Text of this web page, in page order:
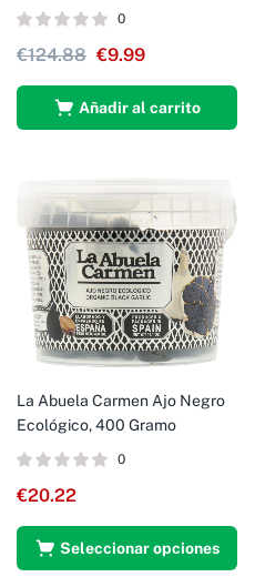
0
€124.88 €9.99
Añadir al carrito
La Abuela Carmen Ajo Negro
Ecológico, 400 Gramo
0
€20.22
Seleccionar opciones